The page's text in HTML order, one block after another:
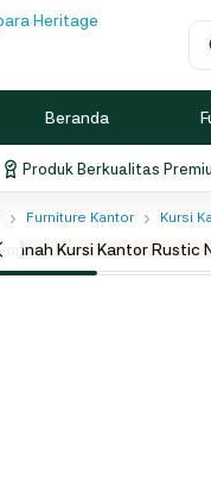
Beranda
Produk Berkualitas
› Furniture Kantor › Kursi